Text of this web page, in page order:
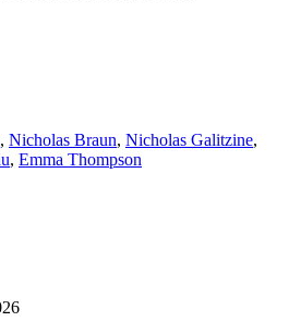
, Nicholas Braun, Nicholas Galitzine,
, Emma Thompson